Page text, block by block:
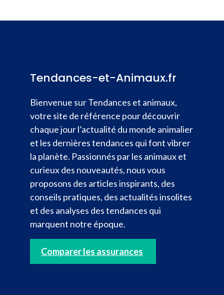
Tendances-et-Animaux.fr
Bienvenue sur Tendances et animaux,
votre site de référence pour découvrir
chaque jour l’actualité du monde animalier
et les dernières tendances qui font vibrer
la planète. Passionnés par les animaux et
curieux des nouveautés, nous vous
proposons des articles inspirants, des
conseils pratiques, des actualités insolites
et des analyses des tendances qui
marquent notre époque.
Comparer les assurances